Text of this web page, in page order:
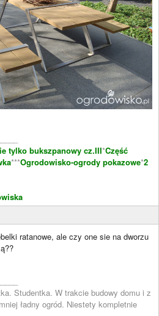
tylko bukszpanowy cz.III*Część
***Ogrodowisko-ogrody pokazowe*2
ratanowe, ale czy one sie na dworzu
Studentka. W trakcie budowy domu i z
ładny ogród. Niestety kompletnie